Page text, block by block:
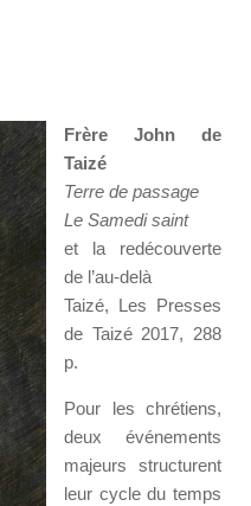
Frère John de
Taizé
Terre de passage
Le Samedi saint
et la redécouverte
de l’au-delà
Taizé, Les Presses
de Taizé 2017, 288
p.
Pour les chrétiens,
deux événements
majeurs structurent
leur cycle du temps